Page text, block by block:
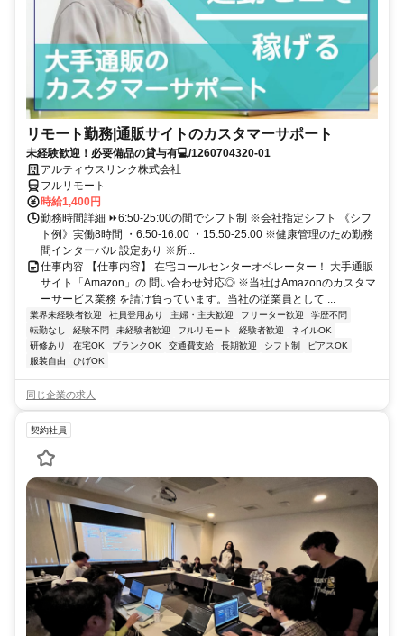
リモート勤務|通販サイトのカスタマーサポート
未経験歓迎！必要備品の貸与有💻/1260704320-01
アルティウスリンク株式会社
フルリモート
時給1,400円
勤務時間詳細 ⏩6:50-25:00の間でシフト制 ※会社指定シフト 《シフ
ト例》実働8時間 ・6:50-16:00 ・15:50-25:00 ※健康管理のため勤務
間インターバル 設定あり ※所...
仕事内容 【仕事内容】 在宅コールセンターオペレーター！ 大手通販
サイト「Amazon」の 問い合わせ対応◎ ※当社はAmazonのカスタマ
ーサービス業務 を請け負っています。当社の従業員として ...
業界未経験者歓迎 社員登用あり 主婦・主夫歓迎 フリーター歓迎
学歴不問
転勤なし
経験不問 未経験者歓迎 フルリモート 経験者歓迎
ネイルOK
研修あり
在宅OK ブランクOK 交通費支給 長期歓迎 シフト制
ピアスOK
服装自由
ひげOK
同じ企業の求人
契約社員